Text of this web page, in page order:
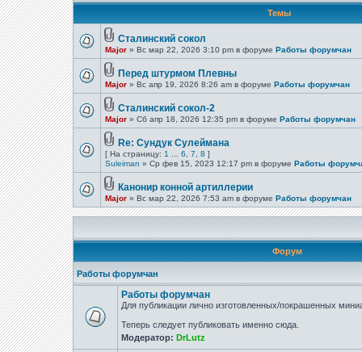
Темы
Сталинский сокол
Major » Вс мар 22, 2026 3:10 pm в форуме Работы форумчан
Перед штурмом Плевны
Major » Вс апр 19, 2026 8:26 am в форуме Работы форумчан
Сталинский сокол-2
Major » Сб апр 18, 2026 12:35 pm в форуме Работы форумчан
Re: Сундук Сулеймана
[ На страницу: 1 6 7 8 ]
Suleiman » Ср фев 15, 2023 12:17 pm в форуме Работы
Канонир конной артиллерии
Major » Вс мар 22, 2026 7:53 am в форуме Работы форумчан
Форум
Работы форумчан
Работы форумчан
Для публикации лично изготовленных/покрашенных
Теперь следует публиковать именно сюда.
Модератор: DrLutz